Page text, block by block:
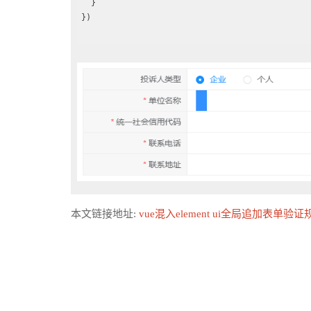
}
})
本文链接地址: vue混入element ui全局追加表单验证